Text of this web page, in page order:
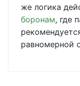
же логика
боронам, где
равномерной